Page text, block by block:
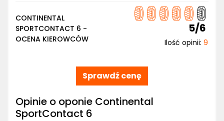
CONTINENTAL
SPORTCONTACT 6 -
OCENA KIEROWCÓW
5/6
Ilość opinii: 9
Sprawdź cenę
Opinie o oponie Continental
SportContact 6